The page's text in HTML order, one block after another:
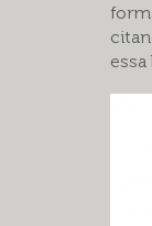
essa